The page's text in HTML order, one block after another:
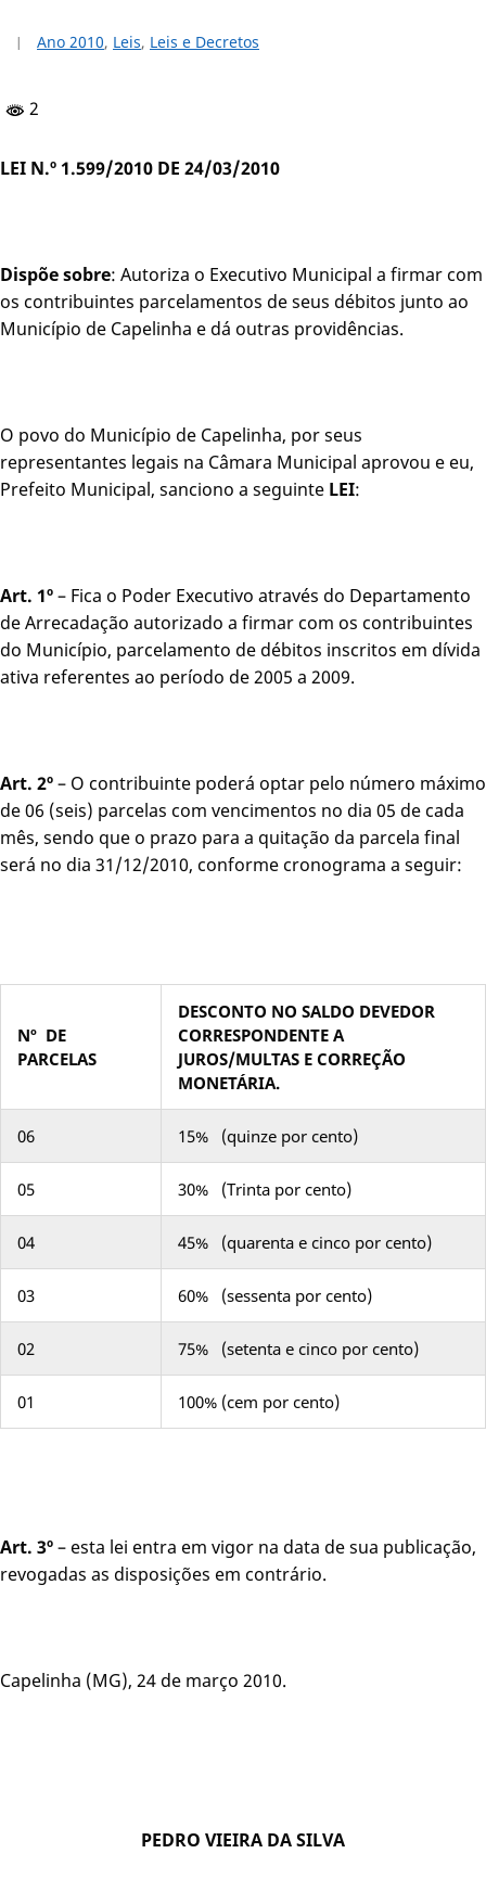
Ano 2010, Leis, Leis e Decretos
2
LEI N.º 1.599/2010 DE 24/03/2010
Dispõe sobre: Autoriza o Executivo Municipal a firmar com
os contribuintes parcelamentos de seus débitos junto ao
Município de Capelinha e dá outras providências.
O povo do Município de Capelinha, por seus
representantes legais na Câmara Municipal aprovou e eu,
Prefeito Municipal, sanciono a seguinte LEI:
Art. 1º– Fica o Poder Executivo através do Departamento
de Arrecadação autorizado a firmar com os contribuintes
do Município, parcelamento de débitos inscritos em dívida
ativa referentes ao período de 2005 a 2009.
Art. 2º– O contribuinte poderá optar pelo número máximo
de 06 (seis) parcelas com vencimentos no dia 05 de cada
mês, sendo que o prazo para a quitação da parcela final
será no dia 31/12/2010, conforme cronograma a seguir:
Nº DE
PARCELAS
DESCONTO NO SALDO DEVEDOR
CORRESPONDENTE A
JUROS/MULTAS E CORREÇÃO
MONETÁRIA.
06 15% (quinze por cento)
05 30% (Trinta por cento)
04 45% (quarenta e cinco por cento)
03 60% (sessenta por cento)
02 75% (setenta e cinco por cento)
01 100% (cem por cento)
Art. 3º– esta lei entra em vigor na data de sua publicação,
revogadas as disposições em contrário.
Capelinha (MG), 24 de março 2010.
PEDRO VIEIRA DA SILVA